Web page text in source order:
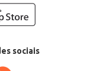
sociais